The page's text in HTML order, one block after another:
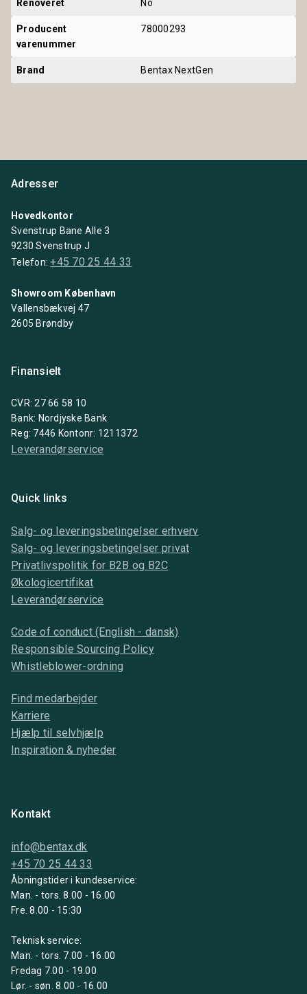
Renoveret No
Producent
varenummer
78000293
Brand Bentax NextGen
Adresser
Hovedkontor
Svenstrup Bane Alle 3
9230 Svenstrup J
Telefon:+45 70 25 44 33
Showroom København
Vallensbækvej 47
2605 Brøndby
Finansielt
CVR: 27 66 58 10
Bank: Nordjyske Bank
Reg: 7446 Kontonr: 1211372
Leverandørservice
Quick links
Salg- og leveringsbetingelser erhverv
Salg- og leveringsbetingelser privat
Privatlivspolitik for B2B og B2C
Økologicertifikat
Leverandørservice
Code of conduct (English - dansk)
Responsible Sourcing Policy
Whistleblower-ordning
Find medarbejder
Karriere
Hjælp til selvhjælp
Inspiration & nyheder
Kontakt
info@bentax.dk
+45 70 25 44 33
Åbningstider i kundeservice:
Man. - tors. 8.00 - 16.00
Fre. 8.00 - 15:30
Teknisk service:
Man. - tors. 7.00 - 16.00
Fredag 7.00 - 19.00
Lør. - søn. 8.00 - 16.00